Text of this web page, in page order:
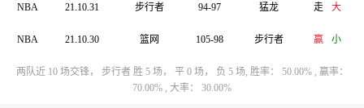
NBA 21.10.31 步行者 94-97 猛龙 走 大
NBA 21.10.30 篮网 105-98 步行者 赢 小
两队近 10 场交锋， 步行者 胜 5 场， 平 0 场， 负 5 场, 胜率： 50.00% , 赢率：
70.00% , 大率： 30.00%